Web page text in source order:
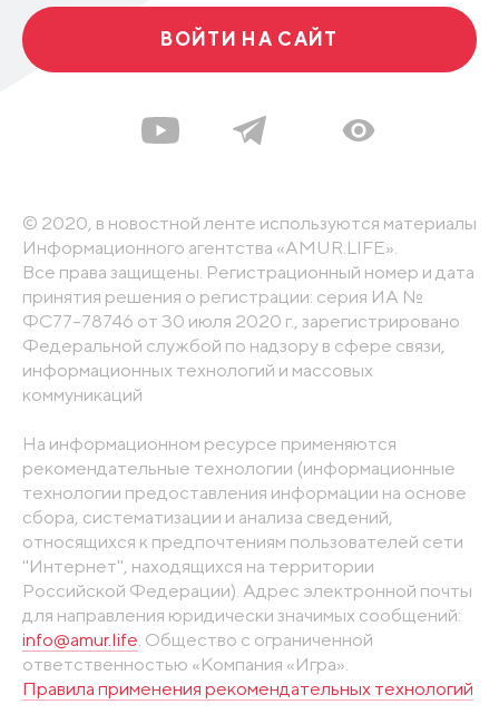
ВОЙТИ НА САЙТ
© 2020, в новостной ленте используются материалы
Информационного агентства «AMUR.LIFE».
Все права защищены. Регистрационный номер и дата
принятия решения о регистрации: серия ИА №
ФС77-78746 от 30 июля 2020 г., зарегистрировано
Федеральной службой по надзору в сфере связи,
информационных технологий и массовых
коммуникаций
На информационном ресурсе применяются
рекомендательные технологии (информационные
технологии предоставления информации на основе
сбора, систематизации и анализа сведений,
относящихся к предпочтениям пользователей сети
"Интернет", находящихся на территории
Российской Федерации). Адрес электронной почты
для направления юридически значимых сообщений:
info@amur.life. Общество с ограниченной
ответственностью «Компания «Игра».
Правила применения рекомендательных технологий